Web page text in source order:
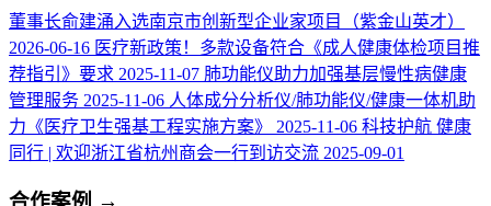
董事长俞建涌入选南京市创新型企业家项目（紫金山英才）
2026-06-16 医疗新政策！多款设备符合《成人健康体检项目推
荐指引》要求 2025-11-07 肺功能仪助力加强基层慢性病健康
管理服务 2025-11-06 人体成分分析仪/肺功能仪/健康一体机助
力《医疗卫生强基工程实施方案》
2025-11-06 科技护航 健康
同行 | 欢迎浙江省杭州商会一行到访交流 2025-09-01
合作案例 →